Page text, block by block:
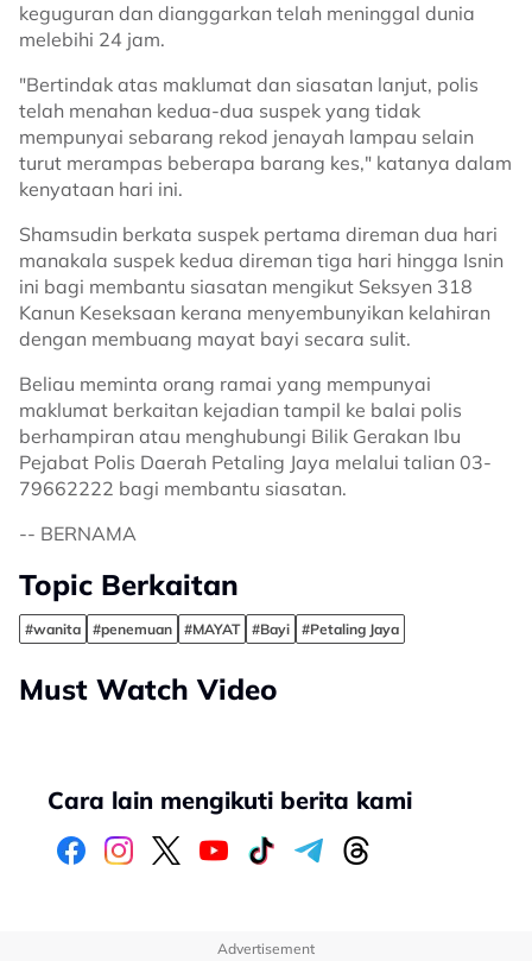
keguguran dan dianggarkan telah meninggal dunia
melebihi 24 jam.
"Bertindak atas maklumat dan siasatan lanjut, polis
telah menahan kedua-dua suspek yang tidak
mempunyai sebarang rekod jenayah lampau selain
turut merampas beberapa barang kes," katanya dalam
kenyataan hari ini.
Shamsudin berkata suspek pertama direman dua hari
manakala suspek kedua direman tiga hari hingga Isnin
ini bagi membantu siasatan mengikut Seksyen 318
Kanun Keseksaan kerana menyembunyikan kelahiran
dengan membuang mayat bayi secara sulit.
Beliau meminta orang ramai yang mempunyai
maklumat berkaitan kejadian tampil ke balai polis
berhampiran atau menghubungi Bilik Gerakan Ibu
Pejabat Polis Daerah Petaling Jaya melalui talian 03-
79662222 bagi membantu siasatan.
-- BERNAMA
Topic Berkaitan
#wanita #penemuan #MAYAT #Bayi #Petaling Jaya
Must Watch Video
Cara lain mengikuti berita kami
Advertisement